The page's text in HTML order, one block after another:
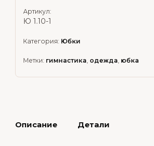
Артикул:
Ю 1.10-1
Категория: Юбки
Метки: гимнастика, одежда, юбка
Описание Детали